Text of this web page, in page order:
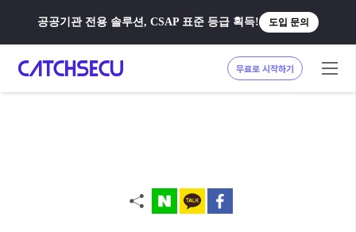
공공기관 전용 솔루션, CSAP 표준 등급 획득! 도입 문의
무료로 시작하기